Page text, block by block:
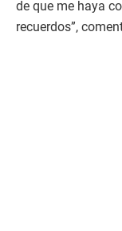
de que me haya
recuerdos”,